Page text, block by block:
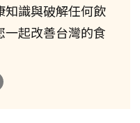
知識與破解任何飲
起改善台灣的食